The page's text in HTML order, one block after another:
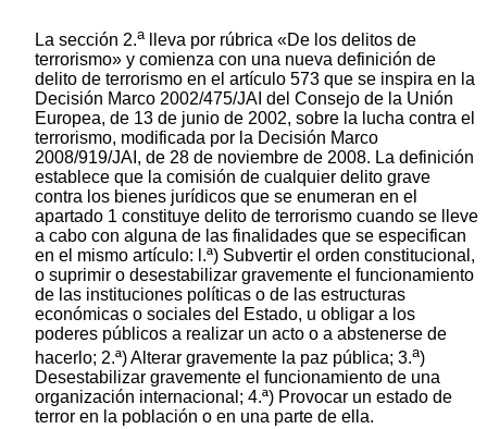
La sección 2.alleva por rúbrica «De los delitos de
terrorismo» y comienza con una nueva definición de
delito de terrorismo en el artículo 573 que se inspira en la
Decisión Marco 2002/475/JAI del Consejo de la Unión
Europea, de 13 de junio de 2002, sobre la lucha contra el
terrorismo, modificada por la Decisión Marco
2008/919/JAI, de 28 de noviembre de 2008. La definición
establece que la comisión de cualquier delito grave
contra los bienes jurídicos que se enumeran en el
apartado 1 constituye delito de terrorismo cuando se lleve
a cabo con alguna de las finalidades que se especifican
en el mismo artículo: l.ª) Subvertir el orden constitucional,
o suprimir o desestabilizar gravemente el funcionamiento
de las instituciones políticas o de las estructuras
económicas o sociales del Estado, u obligar a los
poderes públicos a realizar un acto o a abstenerse de
hacerlo; 2.ª) Alterar gravemente la paz pública; 3.a)
Desestabilizar gravemente el funcionamiento de una
organización internacional; 4.ª) Provocar un estado de
terror en la población o en una parte de ella.